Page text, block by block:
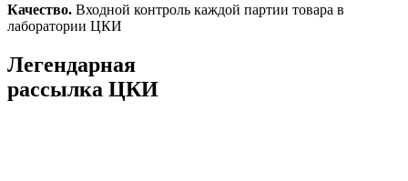
Качество. Входной контроль каждой партии товара в
лаборатории ЦКИ
Легендарная
рассылка ЦКИ